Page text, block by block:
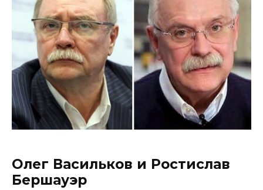
Олег Васильков и Ростислав
Бершауэр